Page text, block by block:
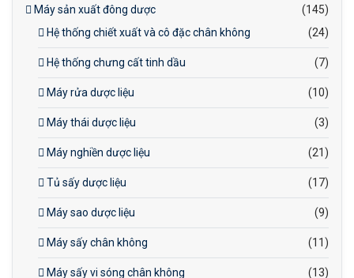
Máy sản xuất đông dược
(145)
Hệ thống chiết xuất và cô đặc chân không
(24)
Hệ thống chưng cất tinh dầu (7)
Máy rửa dược liệu (10)
Máy thái dược liệu (3)
Máy nghiền dược liệu (21)
Tủ sấy dược liệu (17)
Máy sao dược liệu (9)
Máy sấy chân không (11)
Máy sấy vi sóng chân không (13)